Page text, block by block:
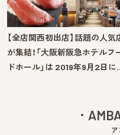
【全店関西初出店】話題の人気
が集結！「大阪新阪急ホテルフ
ドホール」は 2019年9月2日
ア